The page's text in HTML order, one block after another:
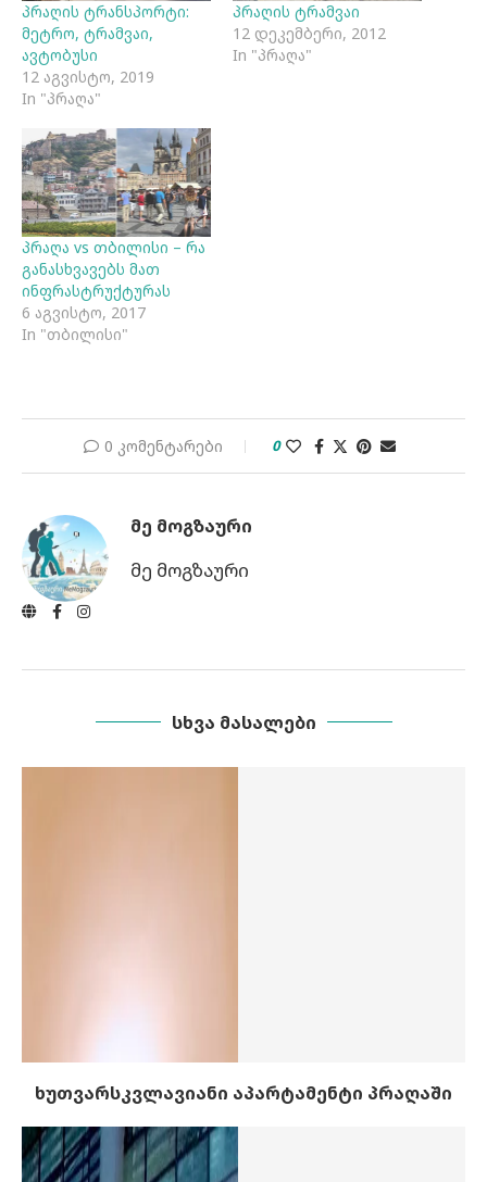
პრაღის ტრანსპორტი:
მეტრო, ტრამვაი,
ავტობუსი
12 აგვისტო, 2019
In "პრაღა"
პრაღის ტრამვაი
12 დეკემბერი, 2012
In "პრაღა"
პრაღა vs თბილისი – რა
განასხვავებს მათ
ინფრასტრუქტურას
6 აგვისტო, 2017
In "თბილისი"
0 კომენტარები 0
ᲛᲔ ᲛᲝᲒᲖᲐᲣᲠᲘ
მე მოგზაური
ᲡᲮᲕᲐ ᲛᲐᲡᲐᲚᲔᲑᲘ
ხუთვარსკვლავიანი აპარტამენტი პრაღაში